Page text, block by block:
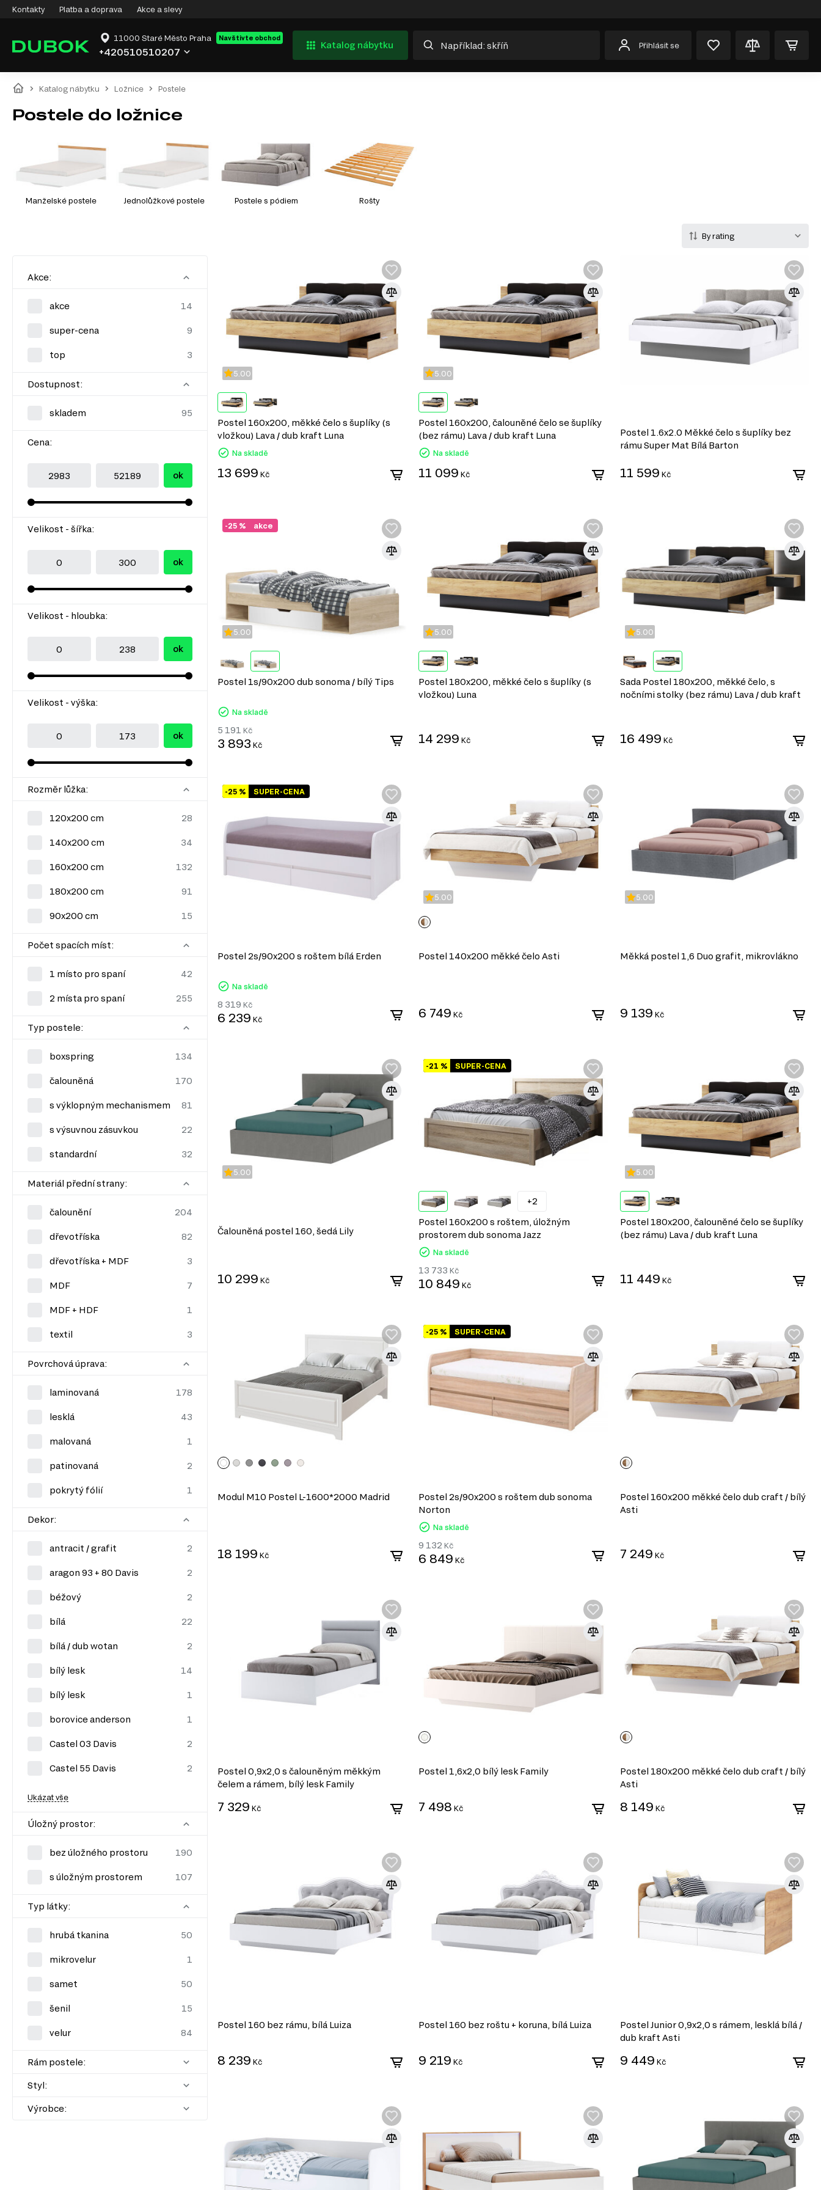
Kontakty Platba a doprava Akce a slevy
11000 Staré Město Praha Navštivte obchod
+420510510207
Katalog nábytku Přihlásit se
Katalog nábytku Ložnice Postele
Postele do ložnice
Manželské postele Jednolůžkové postele Postele s pódiem Rošty
By rating
Akce:
akce
super-cena
top
Dostupnost:
skladem
Cena:
ok
Velikost - šířka:
ok
Velikost - hloubka:
ok
Velikost - výška:
ok
Rozměr lůžka:
120x200 cm
140x200 cm
160x200 cm
180x200 cm
90x200 cm
Počet spacích míst:
1 místo pro spaní
2 místa pro spaní
Typ postele:
boxspring
čalouněná
s výklopným mechanismem
s výsuvnou zásuvkou
standardní
Materiál přední strany:
čalounění
dřevotříska
dřevotříska + MDF
MDF
MDF + HDF
textil
Povrchová úprava:
laminovaná
lesklá
malovaná
patinovaná
pokrytý fólií
Dekor:
Ukázat vše
antracit / grafit
aragon 93 + 80 Davis
béžový
bílá
bílá / dub wotan
bílý lesk
bílý lesk
borovice anderson
Castel 03 Davis
Castel 55 Davis
Úložný prostor:
bez úložného prostoru
s úložným prostorem
Typ látky:
hrubá tkanina
mikrovelur
samet
šenil
velur
Rám postele:
Styl:
Výrobce:
5.00
Postel 160x200, měkké čelo s šuplíky (s
vložkou) Lava / dub kraft Luna
Na skladě
13 699 Kč
5.00
Postel 160x200, čalouněné čelo se šuplíky
(bez rámu) Lava / dub kraft Luna
Na skladě
11 099 Kč
Postel 1.6x2.0 Měkké čelo s šuplíky bez
rámu Super Mat Bílá Barton
11 599 Kč
akce
-25 %
5.00
Postel 1s/90x200 dub sonoma / bílý Tips
Na skladě
5 191 Kč
3 893 Kč
5.00
Postel 180x200, měkké čelo s šuplíky (s
vložkou) Luna
14 299 Kč
5.00
Sada Postel 180x200, měkké čelo, s
nočními stolky (bez rámu) Lava / dub kraft
16 499 Kč
SUPER-CENA
-25 %
Postel 2s/90x200 s roštem bílá Erden
Na skladě
8 319 Kč
6 239 Kč
5.00
Postel 140x200 měkké čelo Asti
6 749 Kč
5.00
Měkká postel 1,6 Duo grafit, mikrovlákno
9 139 Kč
5.00
Čalouněná postel 160, šedá Lily
10 299 Kč
SUPER-CENA
-21 %
+2
Postel 160x200 s roštem, úložným
prostorem dub sonoma Jazz
Na skladě
13 733 Kč
10 849 Kč
5.00
Postel 180x200, čalouněné čelo se šuplíky
(bez rámu) Lava / dub kraft Luna
11 449 Kč
Modul M10 Postel L-1600*2000 Madrid
18 199 Kč
SUPER-CENA
-25 %
Postel 2s/90x200 s roštem dub sonoma
Norton
Na skladě
9 132 Kč
6 849 Kč
Postel 160x200 měkké čelo dub craft / bílý
Asti
7 249 Kč
Postel 0,9x2,0 s čalouněným měkkým
čelem a rámem, bílý lesk Family
7 329 Kč
Postel 1,6x2,0 bílý lesk Family
7 498 Kč
Postel 180x200 měkké čelo dub craft / bílý
Asti
8 149 Kč
Postel 160 bez rámu, bílá Luiza
8 239 Kč
Postel 160 bez roštu + koruna, bílá Luiza
9 219 Kč
Postel Junior 0,9x2,0 s rámem, lesklá bílá /
dub kraft Asti
9 449 Kč